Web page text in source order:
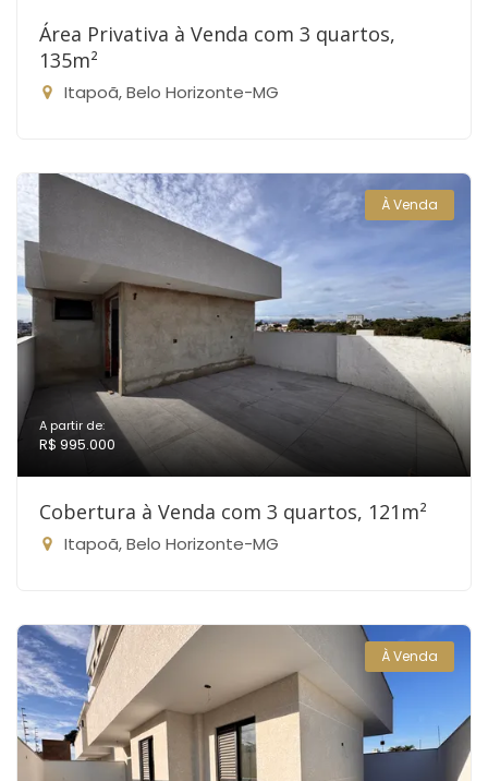
Área Privativa à Venda com 3 quartos,
135m²
Itapoã, Belo Horizonte-MG
À Venda
A partir de:
R$ 995.000
Cobertura à Venda com 3 quartos, 121m²
Itapoã, Belo Horizonte-MG
À Venda